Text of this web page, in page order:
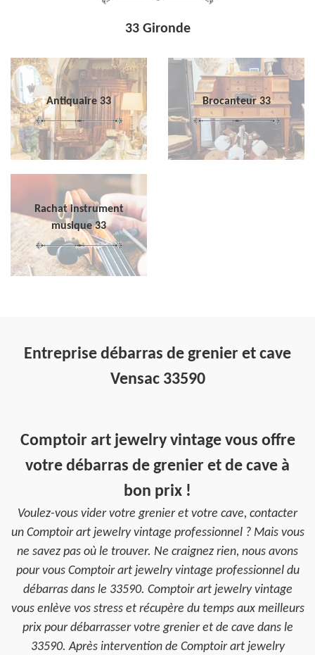
33 Gironde
Antiquaire 33 Brocanteur 33
Rachat instrument
musique 33
Entreprise débarras de grenier et cave
Vensac 33590
Comptoir art jewelry vintage vous offre
votre débarras de grenier et de cave à
bon prix !
Voulez-vous vider votre grenier et votre cave, contacter
un Comptoir art jewelry vintage professionnel ? Mais vous
ne savez pas où le trouver. Ne craignez rien, nous avons
pour vous Comptoir art jewelry vintage professionnel du
débarras dans le 33590. Comptoir art jewelry vintage
vous enlève vos stress et récupère du temps aux meilleurs
prix pour débarrasser votre grenier et de cave dans le
33590. Après intervention de Comptoir art jewelry